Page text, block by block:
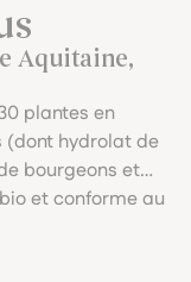
Aquitaine,
plantes en
hydrolat de
bourgeons et
et conforme au